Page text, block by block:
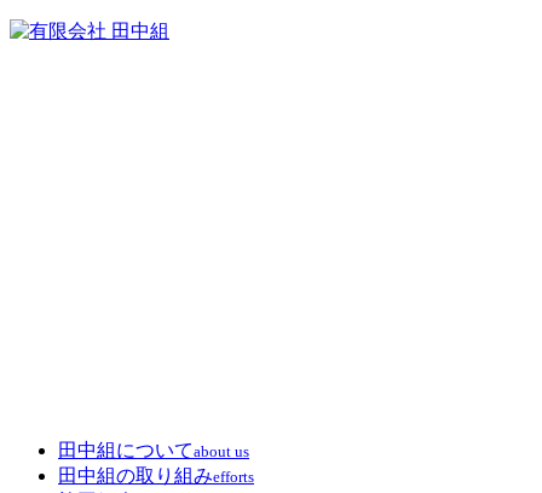
田中組についてabout us
田中組の取り組みefforts